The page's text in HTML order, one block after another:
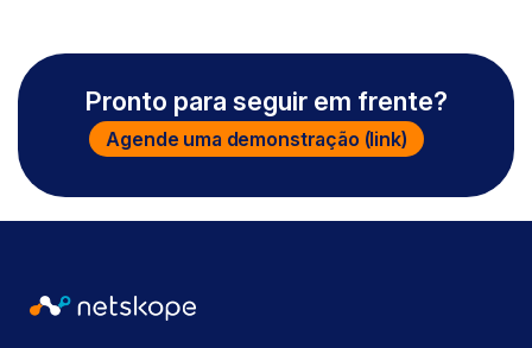
Pronto para seguir em frente?
Agende uma demonstração (link)